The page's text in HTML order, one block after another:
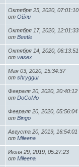
Октября 25, 2020, 07:01:10
отОйли
Октября 17, 2020, 12:01:33
отBeetle
Октября 14, 2020, 06:13:51
отvasex
Мая 03, 2020, 15:34:37
отshryggur
Февраля 20, 2020, 20:40:12
отDoCoMo
Февраля 20, 2020, 05:56:04
отBingo
Августа 20, 2019, 16:54:01
отMileena
Июня 29, 2019, 05:27:23
отMileena